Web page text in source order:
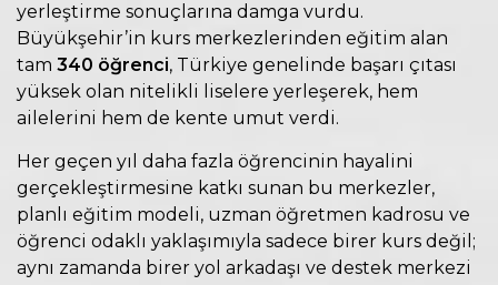
yerleştirme sonuçlarına damga vurdu.
Büyükşehir’in kurs merkezlerinden eğitim alan
tam 340 öğrenci, Türkiye genelinde başarı çıtası
yüksek olan nitelikli liselere yerleşerek, hem
ailelerini hem de kente umut verdi.
Her geçen yıl daha fazla öğrencinin hayalini
gerçekleştirmesine katkı sunan bu merkezler,
planlı eğitim modeli, uzman öğretmen kadrosu ve
öğrenci odaklı yaklaşımıyla sadece birer kurs değil;
aynı zamanda birer yol arkadaşı ve destek merkezi